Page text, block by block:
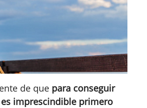
de que para conseguir
imprescindible primero